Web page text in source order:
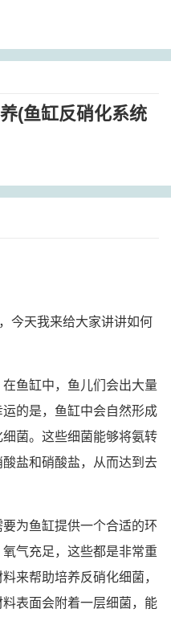
(鱼缸反硝化系统
今天我来给大家讲讲如何
鱼缸中，鱼儿们会出大量
的是，鱼缸中会自然形成
菌。这些细菌能够将氨转
盐和硝酸盐，从而达到去
为鱼缸提供一个合适的环
气充足，这些都是非常重
来帮助培养反硝化细菌，
表面会附着一层细菌，能